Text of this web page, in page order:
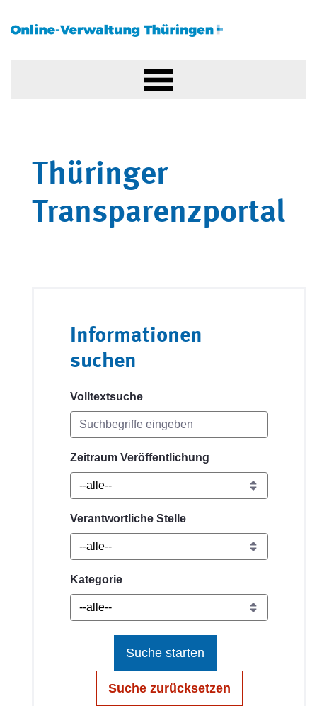
Thüringer
Transparenzportal
Informationen
suchen
Volltextsuche
Zeitraum Veröffentlichung
Verantwortliche Stelle
Kategorie
Suche starten
Suche zurücksetzen